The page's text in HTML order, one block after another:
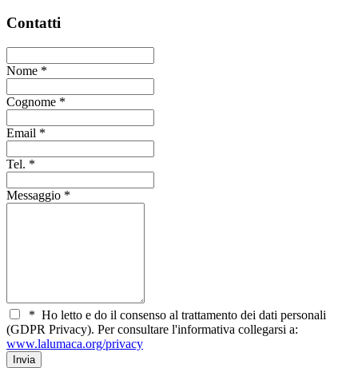
Contatti
Nome *
Cognome *
Email *
Tel. *
Messaggio *
* Ho letto e do il consenso al trattamento dei dati personali
(GDPR Privacy). Per consultare l'informativa collegarsi a:
www.lalumaca.org/privacy